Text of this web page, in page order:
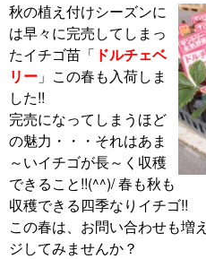
秋の植え付けシーズンに
は早々に完売してしまっ
たイチゴ苗「 ドルチェベ
リー 」この春も入荷しま
した!!
完売になってしまうほど
の魅力・・・それはあま
～いイチゴが長～く収穫
できること!!(^^)/ 春も秋も
収穫できる四季なりイチゴ!!
この春は、お問い合わせも増
ジしてみませんか？